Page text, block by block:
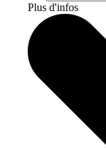
Plus d'infos